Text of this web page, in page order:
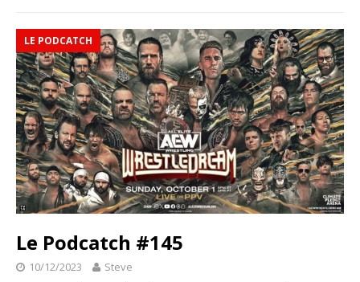
LE PODCATCH
Le Podcatch #145
10/12/2023 Steve